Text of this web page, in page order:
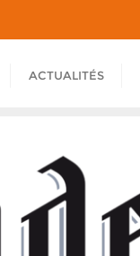
ACTUALITÉS